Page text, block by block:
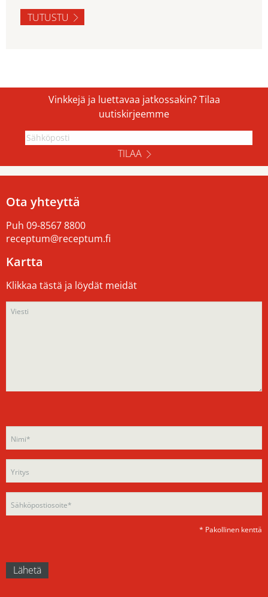
TUTUSTU
Vinkkejä ja luettavaa jatkossakin? Tilaa
uutiskirjeemme
TILAA
Ota yhteyttä
Puh 09-8567 8800
receptum@receptum.fi
Kartta
Klikkaa tästä ja löydät meidät
leave
this
empty.
Please
leave
field
empty.
* Pakollinen kenttä